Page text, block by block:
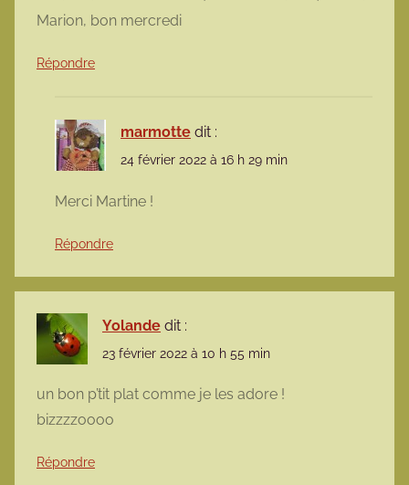
Marion, bon mercredi
Répondre
marmotte dit :
24 février 2022 à 16 h 29 min
Merci Martine !
Répondre
Yolande dit :
23 février 2022 à 10 h 55 min
un bon p’tit plat comme je les adore !
bizzzzoooo
Répondre